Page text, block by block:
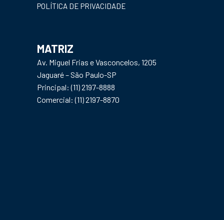
POLÍTICA DE PRIVACIDADE
MATRIZ
Av. Miguel Frias e Vasconcelos, 1205
Jaguaré – São Paulo-SP
Principal: (11) 2197-8888
Comercial: (11) 2197-8870